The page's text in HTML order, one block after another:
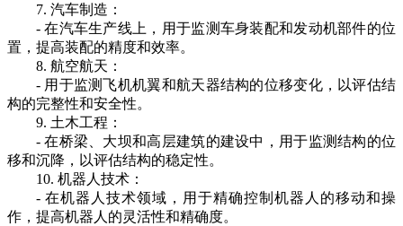
7. 汽车制造：
- 在汽车生产线上，用于监测车身装配和发动机部件的位
置，提高装配的精度和效率。
8. 航空航天：
- 用于监测飞机机翼和航天器结构的位移变化，以评估结
构的完整性和安全性。
9. 土木工程：
- 在桥梁、大坝和高层建筑的建设中，用于监测结构的位
移和沉降，以评估结构的稳定性。
10. 机器人技术：
- 在机器人技术领域，用于精确控制机器人的移动和操
作，提高机器人的灵活性和精确度。